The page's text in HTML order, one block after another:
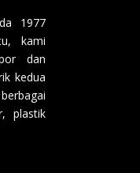
1977
kami
dan
kedua
plastik